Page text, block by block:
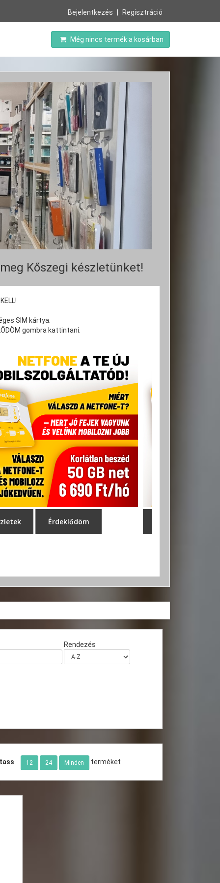
Bejelentkezés Regisztráció
Még nincs termék a kosárban
Kőszegi készletünket!
SIM kártya.
gombra kattintani.
Rendezés
12 24 Minden terméket